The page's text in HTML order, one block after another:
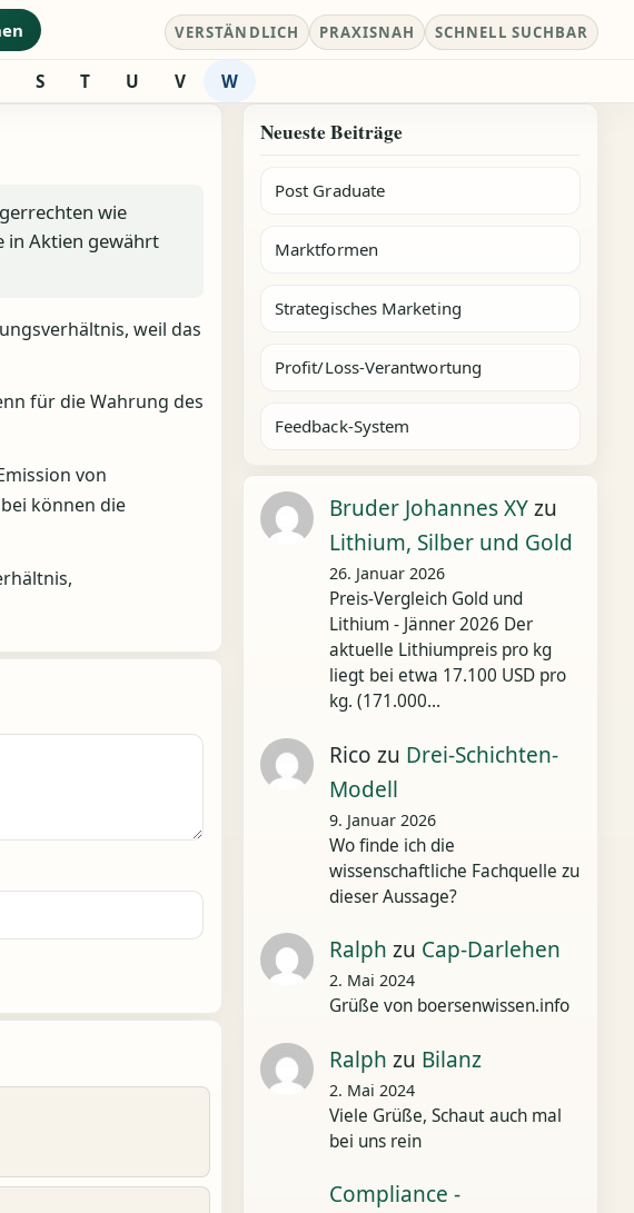
VERSTÄNDLICH PRAXISNAH SCHNELL SUCHBAR
S T U V W
wie
in Aktien gewährt
weil das
für die Wahrung des
von
können die
Neueste Beiträge
Post Graduate
Marktformen
Strategisches Marketing
Profit/Loss-Verantwortung
Feedback-System
Bruder Johannes XYzu
Lithium, Silber und Gold
26. Januar 2026
Preis-Vergleich Gold und
Lithium - Jänner 2026 Der
aktuelle Lithiumpreis pro kg
liegt bei etwa 17.100 USD pro
kg. (171.000…
Rico zu Drei-Schichten-
Modell
9. Januar 2026
Wo finde ich die
wissenschaftliche Fachquelle zu
dieser Aussage?
Ralph zu Cap-Darlehen
2. Mai 2024
Grüße von boersenwissen.info
Ralph zu Bilanz
2. Mai 2024
Viele Grüße, Schaut auch mal
bei uns rein
Compliance -